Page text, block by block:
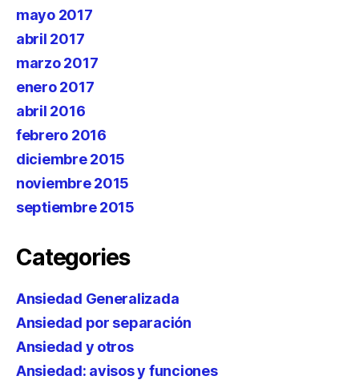
mayo 2017
abril 2017
marzo 2017
enero 2017
abril 2016
febrero 2016
diciembre 2015
noviembre 2015
septiembre 2015
Categories
Ansiedad Generalizada
Ansiedad por separación
Ansiedad y otros
Ansiedad: avisos y funciones